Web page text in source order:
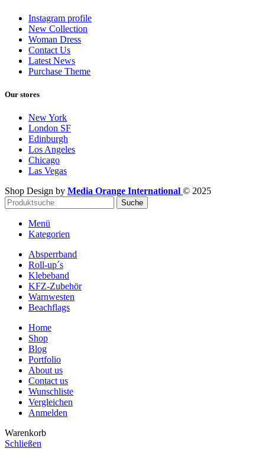
Instagram profile
New Collection
Woman Dress
Contact Us
Latest News
Purchase Theme
Our stores
New York
London SF
Edinburgh
Los Angeles
Chicago
Las Vegas
Shop Design by Media Orange International © 2025
Suche
Menü
Kategorien
Absperrband
Roll-up´s
Klebeband
KFZ-Zubehör
Warnwesten
Beachflags
Home
Shop
Blog
Portfolio
About us
Contact us
Wunschliste
Vergleichen
Anmelden
Warenkorb
Schließen